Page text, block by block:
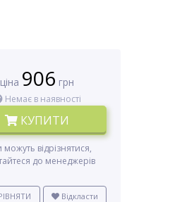
ціна 906 грн
Немає в наявності
КУПИТИ
можуть відрізнятися,
до менеджерів
Відкласти